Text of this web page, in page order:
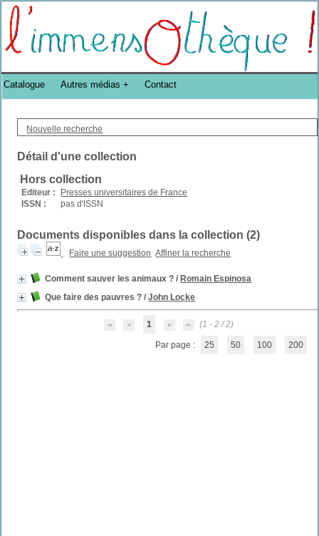
Bibliothèque DoucheFLUX Bibliotheek -->
Nouvelle recherche
Détail d'une collection
Hors collection
Editeur :
Presses universitaires de France
ISSN :
pas d'ISSN
Documents disponibles dans la collection (2)
Faire une suggestion Affiner la recherche
Comment sauver les animaux ? / Romain Espinosa
Que faire des pauvres ? /John Locke
1 (1 - 2 / 2)
Par page : 25 50 100 200
Catalogue Autres médias Contact